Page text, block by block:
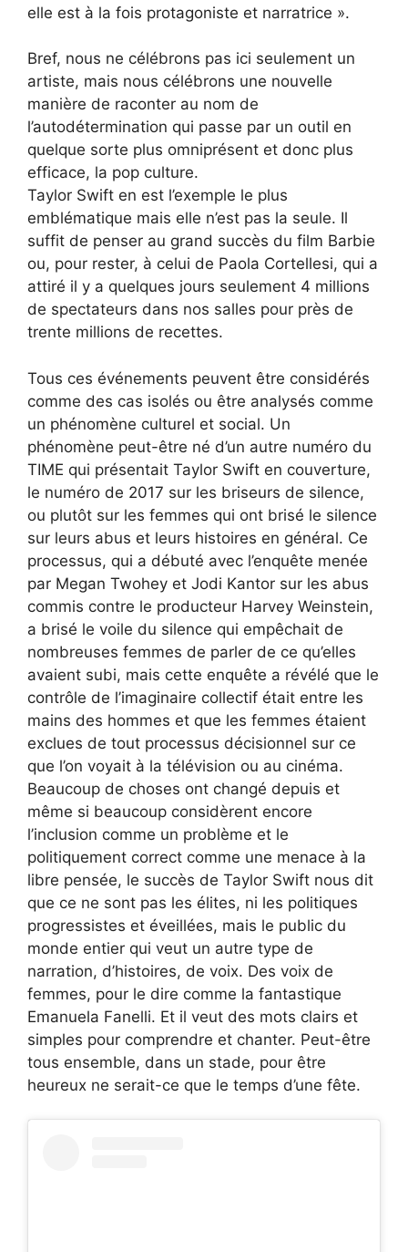
elle est à la fois protagoniste et narratrice ».
Bref, nous ne célébrons pas ici seulement un
artiste, mais nous célébrons une nouvelle
manière de raconter au nom de
l’autodétermination qui passe par un outil en
quelque sorte plus omniprésent et donc plus
efficace, la pop culture.
Taylor Swift en est l’exemple le plus
emblématique mais elle n’est pas la seule. Il
suffit de penser au grand succès du film Barbie
ou, pour rester, à celui de Paola Cortellesi, qui a
attiré il y a quelques jours seulement 4 millions
de spectateurs dans nos salles pour près de
trente millions de recettes.
Tous ces événements peuvent être considérés
comme des cas isolés ou être analysés comme
un phénomène culturel et social. Un
phénomène peut-être né d’un autre numéro du
TIME qui présentait Taylor Swift en couverture,
le numéro de 2017 sur les briseurs de silence,
ou plutôt sur les femmes qui ont brisé le silence
sur leurs abus et leurs histoires en général. Ce
processus, qui a débuté avec l’enquête menée
par Megan Twohey et Jodi Kantor sur les abus
commis contre le producteur Harvey Weinstein,
a brisé le voile du silence qui empêchait de
nombreuses femmes de parler de ce qu’elles
avaient subi, mais cette enquête a révélé que le
contrôle de l’imaginaire collectif était entre les
mains des hommes et que les femmes étaient
exclues de tout processus décisionnel sur ce
que l’on voyait à la télévision ou au cinéma.
Beaucoup de choses ont changé depuis et
même si beaucoup considèrent encore
l’inclusion comme un problème et le
politiquement correct comme une menace à la
libre pensée, le succès de Taylor Swift nous dit
que ce ne sont pas les élites, ni les politiques
progressistes et éveillées, mais le public du
monde entier qui veut un autre type de
narration, d’histoires, de voix. Des voix de
femmes, pour le dire comme la fantastique
Emanuela Fanelli. Et il veut des mots clairs et
simples pour comprendre et chanter. Peut-être
tous ensemble, dans un stade, pour être
heureux ne serait-ce que le temps d’une fête.